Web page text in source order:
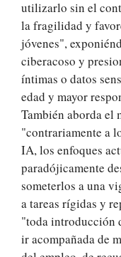
utilizarlo sin el
la fragilidad y
jóvenes",
ciberacoso y
íntimas o datos
edad y mayor
También aborda el
"contrariamente a
IA, los enfoques
paradójicamente
someterlos a una
a tareas rígidas y
"toda introducción
ir acompañada de